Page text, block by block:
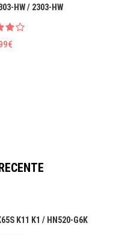
HW / 2303-HW
K11 K1 / HN520-G6K